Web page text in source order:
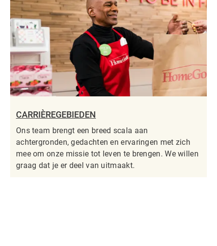
CARRIÈREGEBIEDEN
Ons team brengt een breed scala aan
achtergronden, gedachten en ervaringen met zich
mee om onze missie tot leven te brengen. We willen
graag dat je er deel van uitmaakt.